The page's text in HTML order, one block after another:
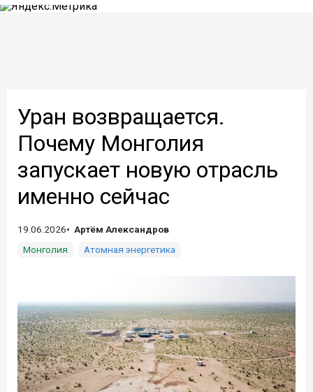
Уран возвращается.
Почему Монголия
запускает новую отрасль
именно сейчас
19.06.2026
Артём Александров
Монголия
Атомная энергетика